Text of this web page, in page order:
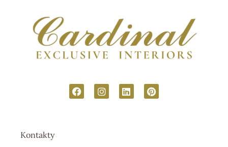
Kontakty